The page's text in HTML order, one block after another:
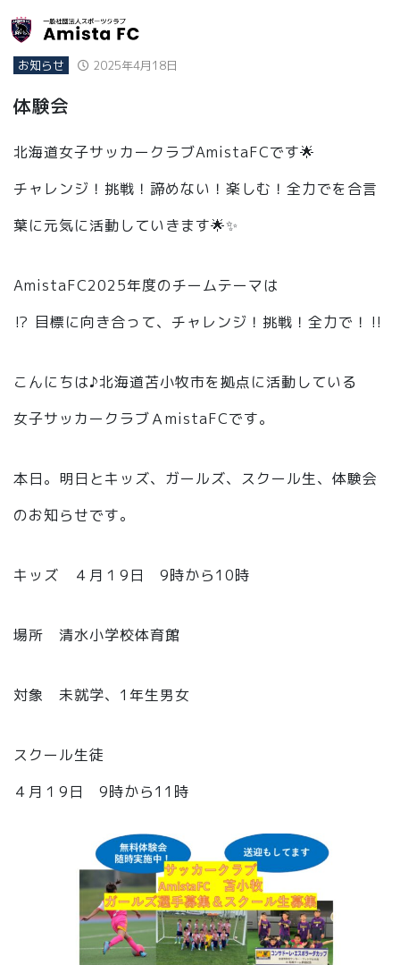
お知らせ 2025年4月18日
体験会
北海道女子サッカークラブAmistaFCです🌟
チャレンジ！挑戦！諦めない！楽しむ！全力でを合言
葉に元気に活動していきます🌟✨
AmistaFC2025年度のチームテーマは
⁉️ 目標に向き合って、チャレンジ！挑戦！全力で！‼️
こんにちは♪北海道苫小牧市を拠点に活動している
女子サッカークラブＡmistaFCです。
本日。明日とキッズ、ガールズ、スクール生、体験会
のお知らせです。
キッズ ４月１9日 9時から10時
場所 清水小学校体育館
対象 未就学、1年生男女
スクール生徒
４月１9日 9時から11時